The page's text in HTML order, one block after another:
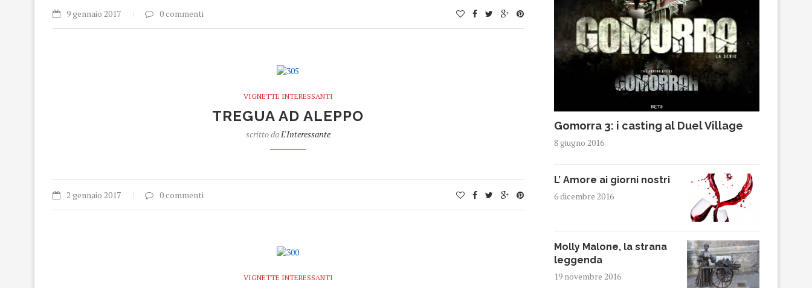
9 gennaio 2017 0 commenti
VIGNETTE INTERESSANTI
TREGUA AD ALEPPO
scritto daL'Interessante
2 gennaio 2017 0 commenti
VIGNETTE INTERESSANTI
Gomorra 3: i casting al Duel Village
8 giugno 2016
L’ Amore ai giorni nostri
6 dicembre 2016
Molly Malone, la strana
leggenda
19 novembre 2016